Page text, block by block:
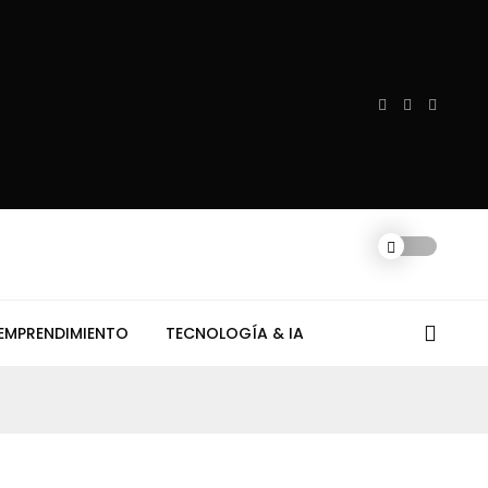
TECNOLOGÍA & IA